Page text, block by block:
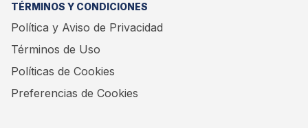
TÉRMINOS Y CONDICIONES
Política y Aviso de Privacidad
Términos de Uso
Políticas de Cookies
Preferencias de Cookies